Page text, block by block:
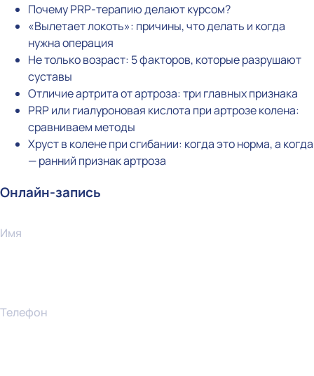
Почему PRP-терапию делают курсом?
«Вылетает локоть»: причины, что делать и когда
нужна операция
Не только возраст: 5 факторов, которые разрушают
суставы
Отличие артрита от артроза: три главных признака
PRP или гиалуроновая кислота при артрозе колена:
сравниваем методы
Хруст в колене при сгибании: когда это норма, а когда
— ранний признак артроза
Онлайн-запись
Имя
Телефон